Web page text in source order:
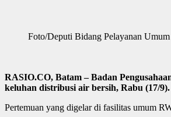
Foto/Deputi Bidang Pelayanan
RASIO.CO, Batam – Badan
keluhan distribusi air bersih, Rabu (17/9).
Pertemuan yang digelar di fasilitas umum